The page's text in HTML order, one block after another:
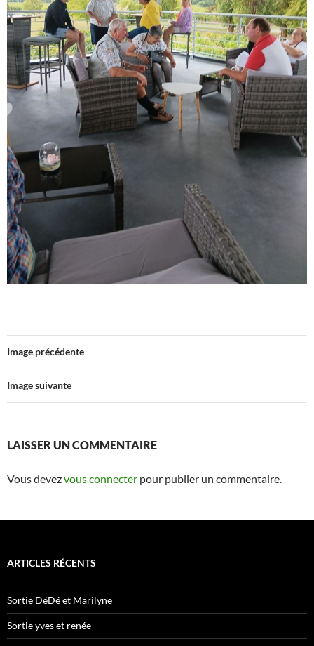
Image précédente
Image suivante
LAISSER UN COMMENTAIRE
Vous devezvous connecter pour publier un commentaire.
ARTICLES RÉCENTS
Sortie DéDé et Marilyne
Sortie yves et renée